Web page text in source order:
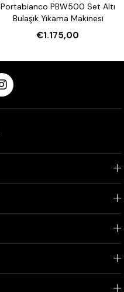
Portabianco PBW500 Set Altı
Bulaşık Yıkama Makinesi
€1.175,00